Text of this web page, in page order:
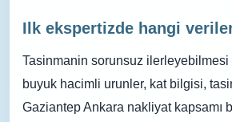
Ilk ekspertizde hangi
Tasinmanin sorunsuz
buyuk hacimli urunler, kat bilgisi,
Gaziantep Ankara nakliyat kapsamı